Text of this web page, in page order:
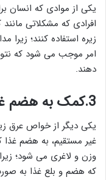
یکی از موادی که انسان
افرادی که مشکلاتی
زیره استفاده کنند؛
امر موجب می شود که
دهند.
3.کمک به هضم غذا
یکی دیگر از خواص عرق
غیر مستقیم، به هضم
وزن و لاغری می شود؛
که هضم و بلع غذا به